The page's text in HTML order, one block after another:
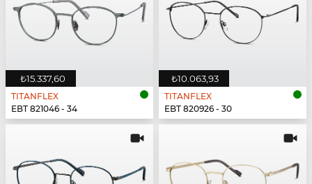
₺15.337,60
TITANFLEX
EBT 821046 - 34
₺10.063,93
TITANFLEX
EBT 820926 - 30